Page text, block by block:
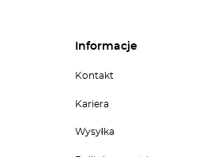
Informacje
Kontakt
Kariera
Wysyłka